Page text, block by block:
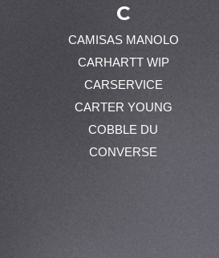
C
CAMISAS MANOLO
CARHARTT WIP
CARSERVICE
CARTER YOUNG
COBBLE DU
CONVERSE